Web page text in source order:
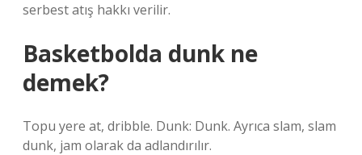
serbest atış hakkı verilir.
Basketbolda dunk ne
demek?
Topu yere at, dribble. Dunk: Dunk. Ayrıca slam, slam
dunk, jam olarak da adlandırılır.